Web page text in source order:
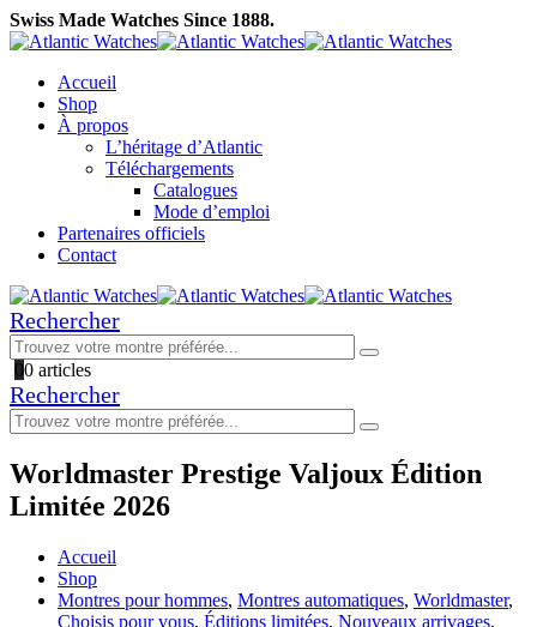
Swiss Made Watches Since 1888.
Accueil
Shop
À propos
L’héritage d’Atlantic
Téléchargements
Catalogues
Mode d’emploi
Partenaires officiels
Contact
Rechercher
00 articles
Rechercher
Worldmaster Prestige Valjoux Édition
Limitée 2026
Accueil
Shop
Montres pour hommes, Montres automatiques, Worldmaster,
Choisis pour vous, Éditions limitées, Nouveaux arrivages,